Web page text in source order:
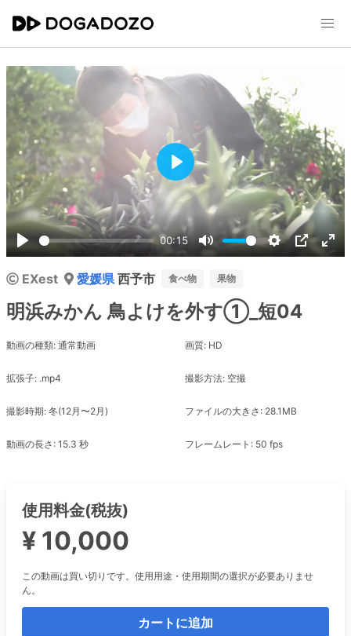
Play
00:15
Mute Settings
PIP
Play
EXest 愛媛県西予市 食べ物 果物
明浜みかん 鳥よけを外す①_短04
動画の種類: 通常動画 画質: HD
拡張子: .mp4 撮影方法: 空撮
撮影時期: 冬(12月〜2月) ファイルの大きさ: 28.1MB
動画の長さ: 15.3 秒 フレームレート: 50 fps
使用料金(税抜)
¥ 10,000
この動画は買い切りです。使用用途・使用期間の選択が必要ありませ
ん。
カートに追加